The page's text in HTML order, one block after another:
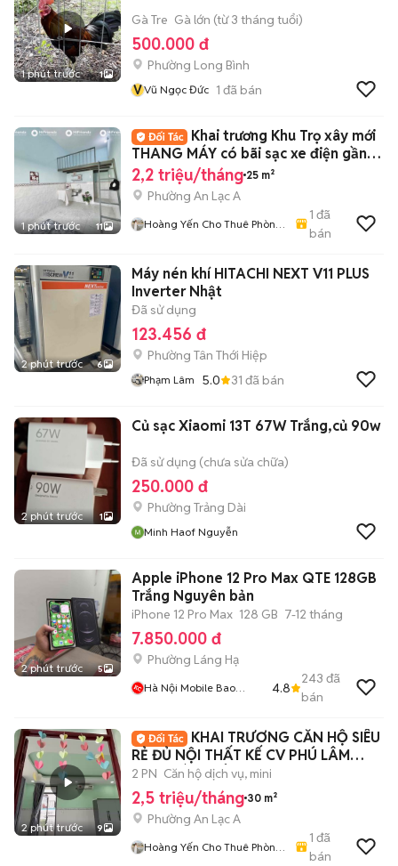
1 phút trước 1
Gà Tre Gà lớn (từ 3 tháng tuổi)
500.000 đ
Phường Long Bình
VVũ Ngọc Đức 1 đã bán
1 phút trước 11
Khai trương Khu Trọ xây mới
THANG MÁY có bãi sạc xe điện gần
Aeon
2,2 triệu/tháng 25 m²
Phường An Lạc A
Hoàng Yến Cho Thuê Phòng
1 đã
bán
2 phút trước 6
Máy nén khí HITACHI NEXT V11 PLUS
Inverter Nhật
Đã sử dụng
123.456 đ
Phường Tân Thới Hiệp
Phạm Lâm 5.0 31 đã bán
2 phút trước 1
Củ sạc Xiaomi 13T 67W Trắng,củ 90w
Đã sử dụng (chưa sửa chữa)
250.000 đ
Phường Trảng Dài
Minh Haof Nguyễn
2 phút trước 5
Apple iPhone 12 Pro Max QTE 128GB
Trắng Nguyên bản
iPhone 12 Pro Max 128 GB 7-12 tháng
7.850.000 đ
Phường Láng Hạ
Hà Nội Mobile Bao
4.8
243 đã
bán
2 phút trước 9
KHAI TRƯƠNG CĂN HỘ SIÊU
RẺ ĐỦ NỘI THẤT KẾ CV PHÚ LÂM
AEON BÌNH TÂN
2 PN Căn hộ dịch vụ, mini
2,5 triệu/tháng 30 m²
Phường An Lạc A
Hoàng Yến Cho Thuê Phòng
1 đã
bán